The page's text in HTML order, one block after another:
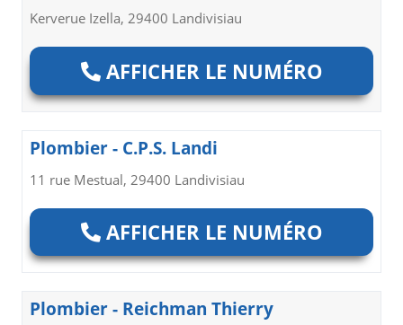
Kerverue Izella, 29400 Landivisiau
AFFICHER LE NUMÉRO
Plombier - C.P.S. Landi
11 rue Mestual, 29400 Landivisiau
AFFICHER LE NUMÉRO
Plombier - Reichman Thierry